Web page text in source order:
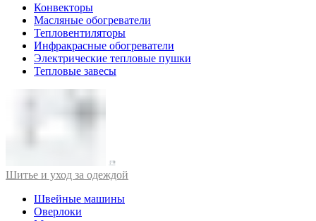
Конвекторы
Масляные обогреватели
Тепловентиляторы
Инфракрасные обогреватели
Электрические тепловые пушки
Тепловые завесы
Шитье и уход за одеждой
Швейные машины
Оверлоки